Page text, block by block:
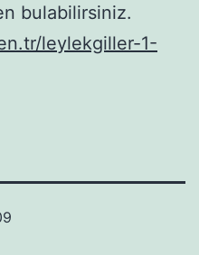
bulabilirsiniz.
leylekgiller-1-